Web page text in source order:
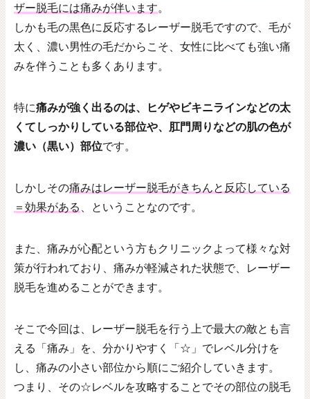
ザー脱毛には痛みが伴います。
しかも毛の黒色に反応するレーザー脱毛ですので、毛が
太く、濃い男性の毛だからこそ、女性に比べても強い痛
みを伴うことも多くあります。
特に痛みが強く出るのは、ヒゲやビキニラインなどの太
くてしっかりしている部位や、肛門周りなどの肌の色が
濃い（黒い）部位です。
しかしその痛みはレーザー脱毛がきちんと反応している
＝効果がある
、ということなのです。
また、痛みが心配という方もクリニックよって様々な対
策が行われており、痛みが軽減された状態で、レーザー
脱毛を進めることができます。
そこで今回は、レーザー脱毛を行う上で最大の敵とも言
える「痛み」を、分かりやすく「☆」でレベル分けを
し、痛みの小さい部位から順にご紹介していきます。
つまり、その☆レベルを攻略することでその部位の脱毛